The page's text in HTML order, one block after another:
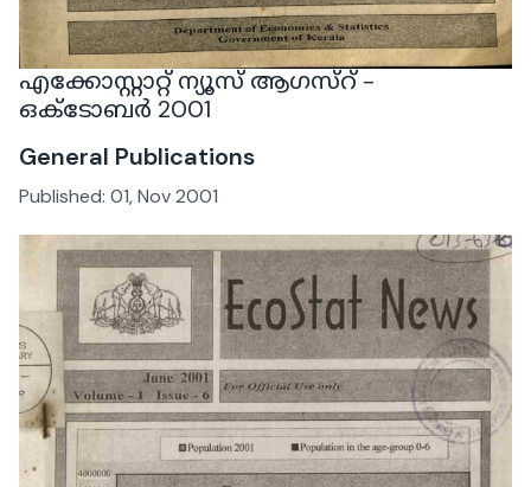
എക്കോസ്റ്റാറ്റ് ന്യൂസ് ആഗസ്റ് -
ഒക്ടോബർ 2001
General Publications
Published: 01, Nov 2001